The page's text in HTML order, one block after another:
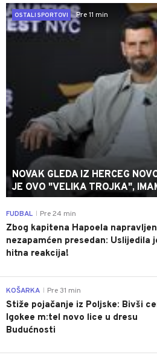
OSTALI SPORTOVI
Pre 11 min
NOVAK GLEDA IZ HERCEG
JE OVO "VELIKA TROJKA",
FUDBAL Pre 24 min
Zbog kapitena Hapoela napravljen
nezapamćen presedan: Uslijedila
hitna reakcija!
KOŠARKA Pre 31 min
Stiže pojačanje iz Poljske: Bivši
Igokee m:tel novo lice u dresu
Budućnosti